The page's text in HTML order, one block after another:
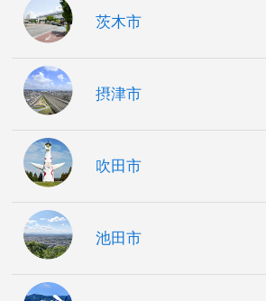
茨木市
摂津市
吹田市
池田市